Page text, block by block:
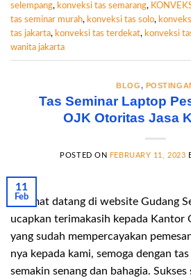
selempang, konveksi tas semarang,
tas seminar murah, konveksi tas solo,
tas jakarta, konveksi tas terdekat, konveksi
wanita jakarta
BLOG,
Tas Seminar Laptop
OJK Otoritas Jasa
POSTED ON FEBRUARY 11, 2023
11
Feb
Selamat datang di website Gudang
ucapkan terimakasih kepada Kantor
yang sudah mempercayakan
nya kepada kami, semoga dengan
semakin senang dan bahagia.